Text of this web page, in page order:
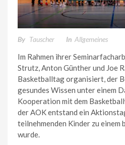
By Tauscher In Allgemeines
Im Rahmen ihrer
Strutz, Anton Günther und Joe
Basketballtag organisiert, der
gesundes Wissen unter einem
Kooperation mit dem
der AOK entstand ein
teilnehmenden Kinder zu einem
wurde.